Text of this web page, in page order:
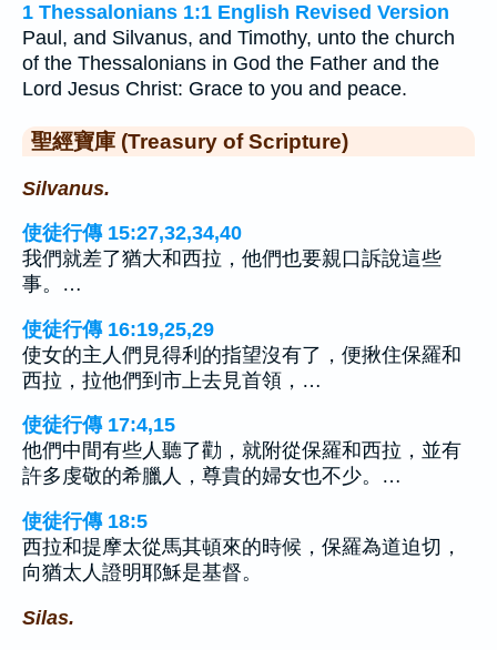
1 Thessalonians 1:1 English Revised Version
Paul, and Silvanus, and Timothy, unto the church
of the Thessalonians in God the Father and the
Lord Jesus Christ: Grace to you and peace.
聖經寶庫 (Treasury of Scripture)
Silvanus.
使徒行傳 15:27,32,34,40
我們就差了猶大和西拉，他們也要親口訴說這些
事。…
使徒行傳 16:19,25,29
使女的主人們見得利的指望沒有了，便揪住保羅和
西拉，拉他們到市上去見首領，…
使徒行傳 17:4,15
他們中間有些人聽了勸，就附從保羅和西拉，並有
許多虔敬的希臘人，尊貴的婦女也不少。…
使徒行傳 18:5
西拉和提摩太從馬其頓來的時候，保羅為道迫切，
向猶太人證明耶穌是基督。
Silas.